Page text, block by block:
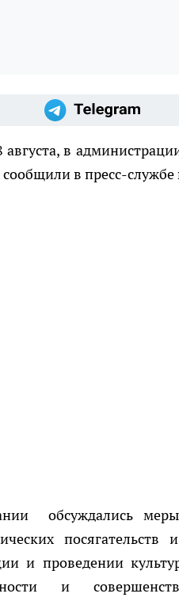
августа, в
в пресс-службе
обсуждались
и проведении
и